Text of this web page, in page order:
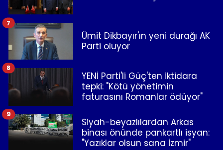
Ümit Dikbayır'ın yeni durağı AK
Parti oluyor
7
YENİ Parti'li Güç'ten iktidara
tepki: "Kötü yönetimin
faturasını Romanlar ödüyor"
8
Siyah-beyazlılardan Arkas
binası önünde pankartlı isyan:
"Yazıklar olsun sana İzmir"
9